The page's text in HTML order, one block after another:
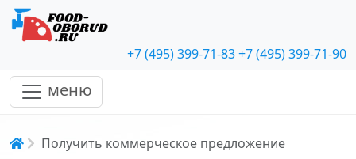
+7 (495) 399-71-83+7 (495) 399-71-90
меню
Строка навигации
Получить коммерческое предложение